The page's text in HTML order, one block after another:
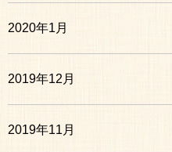
2020年1月
2019年12月
2019年11月